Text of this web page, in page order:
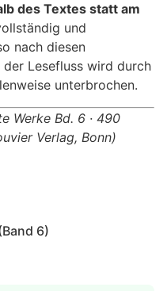
des Textes statt am
und
nach diesen
Lesefluss wird durch
unterbrochen.
Werke Bd. 6 · 490
Verlag, Bonn)
6)